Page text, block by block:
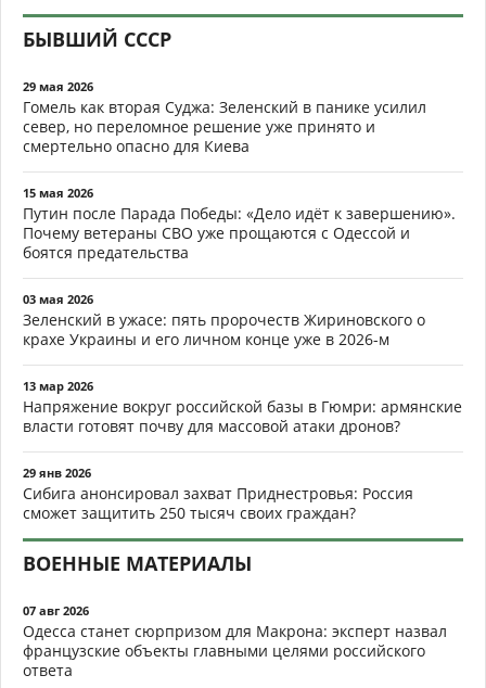
БЫВШИЙ СССР
29 мая 2026
Гомель как вторая Суджа: Зеленский в панике усилил
север, но переломное решение уже принято и
смертельно опасно для Киева
15 мая 2026
Путин после Парада Победы: «Дело идёт к завершению».
Почему ветераны СВО уже прощаются с Одессой и
боятся предательства
03 мая 2026
Зеленский в ужасе: пять пророчеств Жириновского о
крахе Украины и его личном конце уже в 2026-м
13 мар 2026
Напряжение вокруг российской базы в Гюмри: армянские
власти готовят почву для массовой атаки дронов?
29 янв 2026
Сибига анонсировал захват Приднестровья: Россия
сможет защитить 250 тысяч своих граждан?
ВОЕННЫЕ МАТЕРИАЛЫ
07 авг 2026
Одесса станет сюрпризом для Макрона: эксперт назвал
французские объекты главными целями российского
ответа